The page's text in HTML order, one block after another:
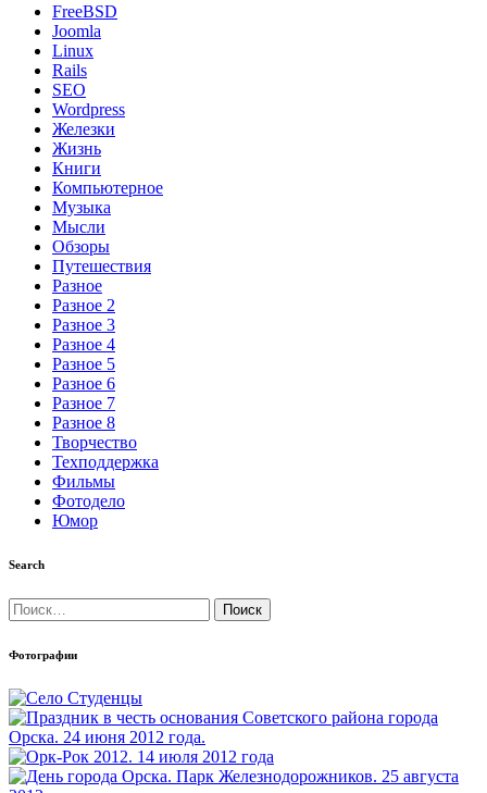
FreeBSD
Joomla
Linux
Rails
SEO
Wordpress
Железки
Жизнь
Книги
Компьютерное
Музыка
Мысли
Обзоры
Путешествия
Разное
Разное 2
Разное 3
Разное 4
Разное 5
Разное 6
Разное 7
Разное 8
Творчество
Техподдержка
Фильмы
Фотодело
Юмор
Search
Найти:
Фотографии